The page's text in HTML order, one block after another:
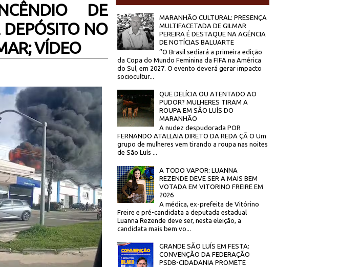
DE
DEPÓSITO NO
VÍDEO
MARANHÃO CULTURAL: PRESENÇA
MULTIFACETADA DE GILMAR
PEREIRA É DESTAQUE NA AGÊNCIA
DE NOTÍCIAS BALUARTE
‘’O Brasil sediará a primeira edição
da Copa do Mundo Feminina da FIFA na América
do Sul, em 2027. O evento deverá gerar impacto
sociocultur...
QUE DELÍCIA OU ATENTADO AO
PUDOR? MULHERES TIRAM A
ROUPA EM SÃO LUÍS DO
MARANHÃO
A nudez despudorada POR
FERNANDO ATALLAIA DIRETO DA REDA ÇÃ O Um
grupo de mulheres vem tirando a roupa nas noites
de São Luís ...
A TODO VAPOR: LUANNA
REZENDE DEVE SER A MAIS BEM
VOTADA EM VITORINO FREIRE EM
2026
A médica, ex-prefeita de Vitórino
Freire e pré-candidata a deputada estadual
Luanna Rezende deve ser, nesta eleição, a
candidata mais bem vo...
GRANDE SÃO LUÍS EM FESTA:
CONVENÇÃO DA FEDERAÇÃO
PSDB-CIDADANIA PROMETE